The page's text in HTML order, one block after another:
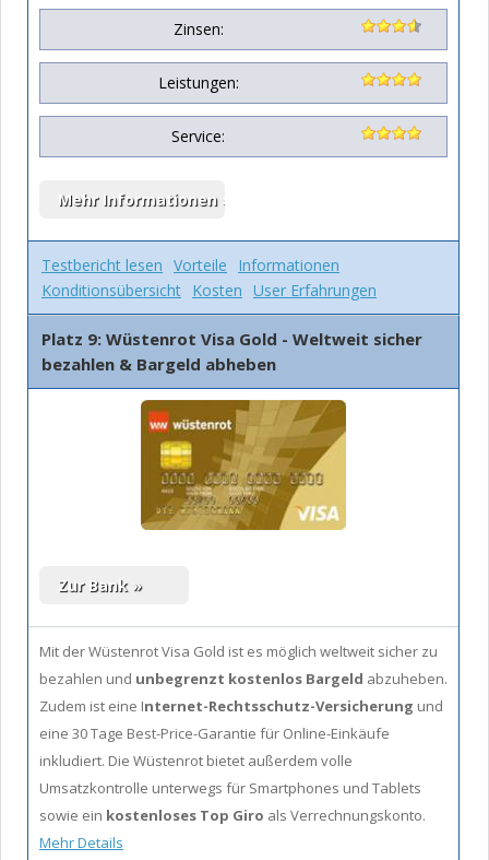
Zinsen:
Leistungen:
Service:
Testbericht lesen Vorteile
Informationen
Konditionsübersicht Kosten User Erfahrungen
Platz 9: Wüstenrot Visa Gold - Weltweit sicher
bezahlen & Bargeld abheben
Mit der Wüstenrot Visa Gold ist es möglich weltweit sicher zu
bezahlen und unbegrenzt kostenlos Bargeld abzuheben.
Zudem ist eine Internet-Rechtsschutz-Versicherung und
eine 30 Tage Best-Price-Garantie für Online-Einkäufe
inkludiert. Die Wüstenrot bietet außerdem volle
Umsatzkontrolle unterwegs für Smartphones und Tablets
sowie ein kostenloses Top Giro als Verrechnungskonto.
Mehr Details